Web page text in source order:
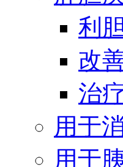
利
改
治
用于
用于